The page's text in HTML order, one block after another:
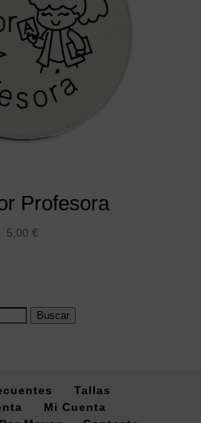
Profesora
5,00 €
Buscar
Tallas
Mi Cuenta